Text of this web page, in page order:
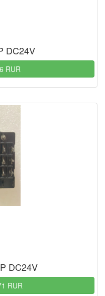
DC24V
RUR
DC24V
RUR